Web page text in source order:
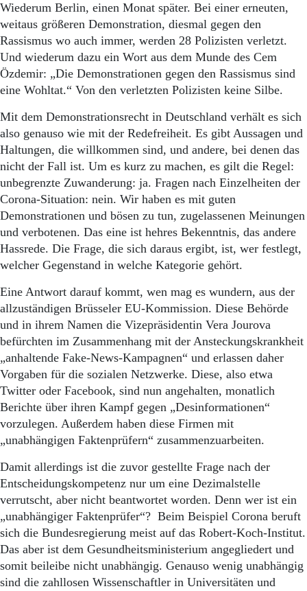
Abo Prämien
Archiv
Mediadaten
Kontakt
Impressum
Wiederum Berlin, einen Monat später. Bei einer erneuten,
weitaus größeren Demonstra­tion, diesmal gegen den
Rassismus wo auch immer, werden 28 Polizisten verletzt.
Und wiederum dazu ein Wort aus dem Munde des Cem
Özdemir: „Die Demonstrationen gegen den Rassismus sind
eine Wohltat.“ Von den verletzten Polizisten keine Silbe.
Mit dem Demonstrationsrecht in Deutschland verhält es sich
also genauso wie mit der Redefreiheit. Es gibt Aussagen und
Haltungen, die willkommen sind, und andere, bei denen das
nicht der Fall ist. Um es kurz zu machen, es gilt die Regel:
unbegrenzte Zuwanderung: ja. Fragen nach Einzelheiten der
Corona-Situation: nein. Wir haben es mit guten
Demonstrationen und bösen zu tun, zugelassenen Meinungen
und verbotenen. Das eine ist hehres Bekenntnis, das andere
Hassrede. Die Frage, die sich daraus ergibt, ist, wer festlegt,
welcher Gegenstand in welche Kategorie gehört.
Eine Antwort darauf kommt, wen mag es wundern, aus der
allzuständigen Brüsseler EU-Kommission. Diese Behörde
und in ihrem Namen die Vizepräsidentin Vera Jourova
befürchten im Zusammenhang mit der Ansteckungskrankheit
„anhaltende Fake-News-Kampagnen“ und erlassen daher
Vorgaben für die sozialen Netzwerke. Diese, also etwa
Twitter oder Facebook, sind nun angehalten, monatlich
Berichte über ihren Kampf gegen „Desinformationen“
vorzulegen. Außerdem haben diese Firmen mit
„unabhängigen Faktenprüfern“ zusammenzuarbeiten.
Damit allerdings ist die zuvor gestellte Frage nach der
Entscheidungskompetenz nur um eine Dezimalstelle
verrutscht, aber nicht beantwortet worden. Denn wer ist ein
„unabhängiger Faktenprüfer“? Beim Beispiel Corona beruft
sich die Bundesregierung meist auf das Robert-Koch-Institut.
Das aber ist dem Gesundheitsministerium angegliedert und
somit beileibe nicht unabhängig. Genauso wenig unabhängig
sind die zahllosen Wissenschaftler in Universitäten und